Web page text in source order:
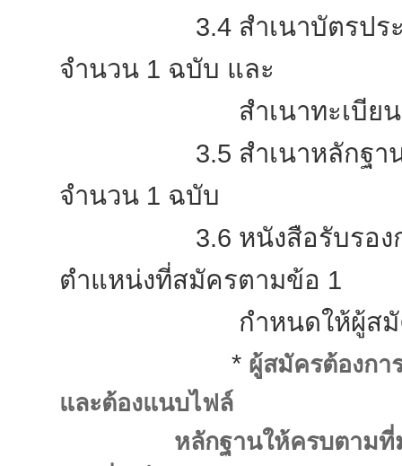
3.4 สำเนาบัตรประชาช
จำนวน 1 ฉบับ และ
สำเนาทะเบียนบ้านฉ
3.5 สำเนาหลักฐานอื่นๆ
จำนวน 1 ฉบับ
3.6 หนังสือรับรองการ
ตำแหน่งที่สมัครตามข้อ 1
กำหนดให้ผู้สมัครต้อง
* ผู้สมัครต้องกา
และต้องแนบไฟล์
หลักฐานให้ครบตาม